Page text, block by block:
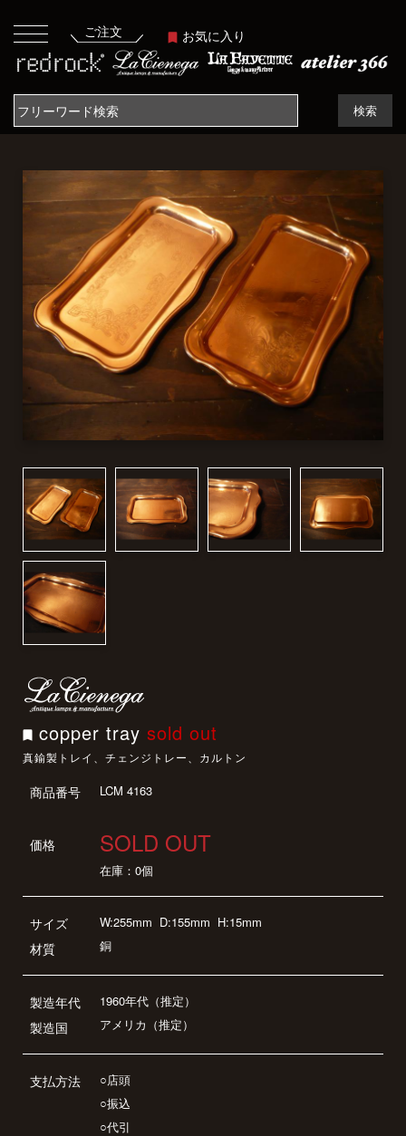
ご注文 お気に入り
検索
copper traysold out
真鍮製トレイ、チェンジトレー、カルトン
商品番号 LCM 4163
価格 SOLD OUT
在庫：0個
サイズ
材質
W:255mm D:155mm H:15mm
銅
製造年代
製造国
1960年代（推定）
アメリカ（推定）
支払方法
○店頭
○振込
○代引